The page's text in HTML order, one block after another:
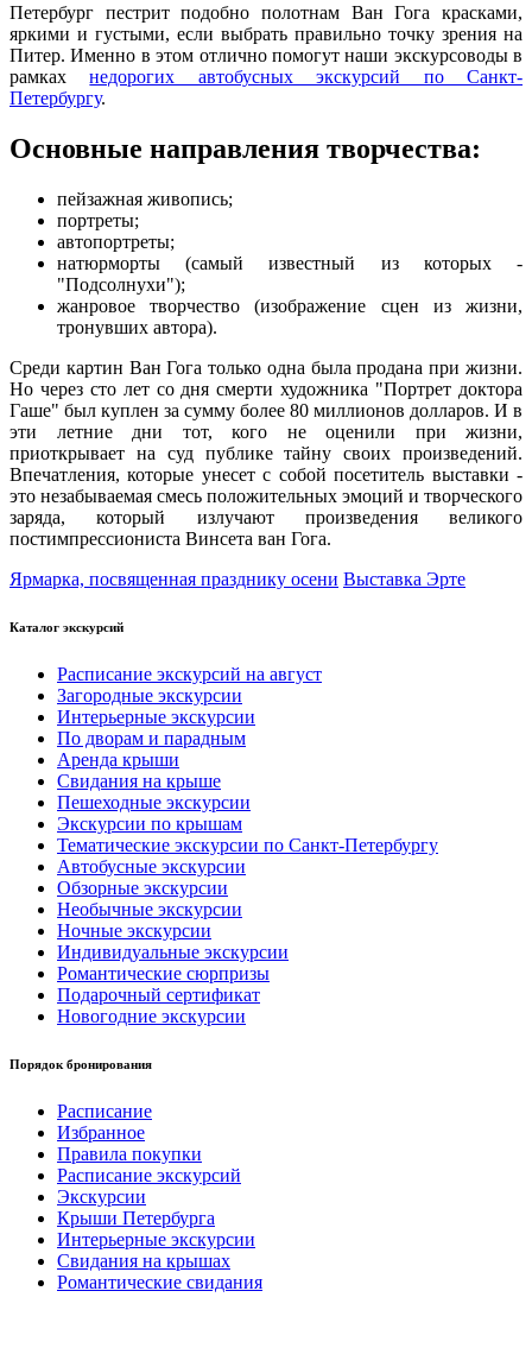
Петербург пестрит подобно полотнам Ван Гога красками,
яркими и густыми, если выбрать правильно точку зрения на
Питер. Именно в этом отлично помогут наши экскурсоводы в
рамкахнедорогих автобусных экскурсий по Санкт-
Петербургу.
Основные направления творчества:
пейзажная живопись;
портреты;
автопортреты;
натюрморты (самый известный из которых -
"Подсолнухи");
жанровое творчество (изображение сцен из жизни,
тронувших автора).
Среди картин Ван Гога только одна была продана при жизни.
Но через сто лет со дня смерти художника "Портрет доктора
Гаше" был куплен за сумму более 80 миллионов долларов. И в
эти летние дни тот, кого не оценили при жизни,
приоткрывает на суд публике тайну своих произведений.
Впечатления, которые унесет с собой посетитель выставки -
это незабываемая смесь положительных эмоций и творческого
заряда, который излучают произведения великого
постимпрессиониста Винсета ван Гога.
Ярмарка, посвященная празднику осени Выставка Эрте
Каталог экскурсий
Расписание экскурсий на август
Загородные экскурсии
Интерьерные экскурсии
По дворам и парадным
Аренда крыши
Свидания на крыше
Пешеходные экскурсии
Экскурсии по крышам
Тематические экскурсии по Санкт-Петербургу
Автобусные экскурсии
Обзорные экскурсии
Необычные экскурсии
Ночные экскурсии
Индивидуальные экскурсии
Романтические сюрпризы
Подарочный сертификат
Новогодние экскурсии
Порядок бронирования
Расписание
Избранное
Правила покупки
Расписание экскурсий
Экскурсии
Крыши Петербурга
Интерьерные экскурсии
Свидания на крышах
Романтические свидания